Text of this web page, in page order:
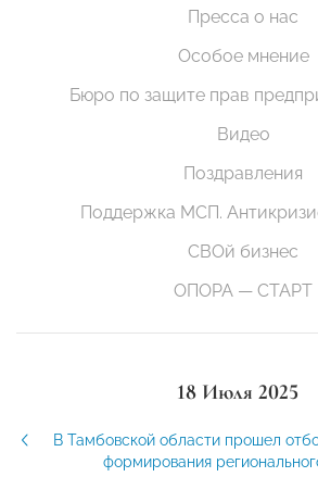
Пресса о нас
Особое мнение
Бюро по защите прав
Видео
Поздравления
Поддержка МСП.
СВОй бизнес
ОПОРА — СТАРТ
18 Июля 2025
В Тамбовской области прошел
формирования